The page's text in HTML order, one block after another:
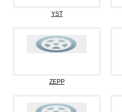
YST
ZEPP